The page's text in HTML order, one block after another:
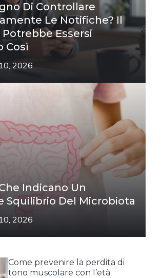
Di Controllare
Le Notifiche? Il
Potrebbe Essersi
Così
2026
Indicano Un
Squilibrio Del Microbiota
2026
Come prevenire la perdita di
tono muscolare con l’età